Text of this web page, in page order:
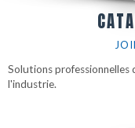
Solutions professionnelles
l'industrie.